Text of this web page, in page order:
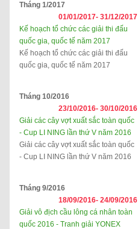
Tháng 1/2017
01/01/2017- 31/12/2017
Kế hoạch tổ chức các giải thi đấu
quốc gia, quốc tế năm 2017
Kế hoạch tổ chức các giải thi đấu
quốc gia, quốc tế năm 2017
Tháng 10/2016
23/10/2016- 30/10/2016
Giải các cây vợt xuất sắc toàn quốc
- Cup LI NING lần thứ V năm 2016
Giải các cây vợt xuất sắc toàn quốc
- Cup LI NING lần thứ V năm 2016
Tháng 9/2016
18/09/2016- 24/09/2016
Giải vô địch cầu lông cá nhân toàn
quốc 2016 - Tranh giải YONEX